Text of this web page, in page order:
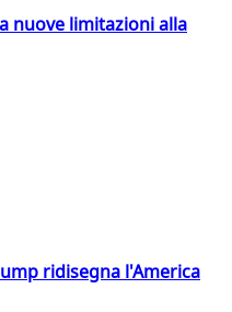
nuove limitazioni alla
ridisegna l'America